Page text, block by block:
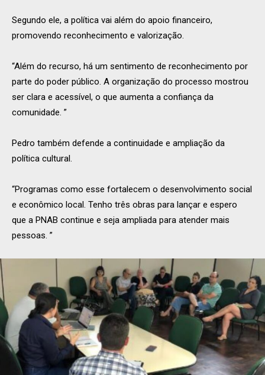
Segundo ele, a política vai além do apoio financeiro,
promovendo reconhecimento e valorização.
“Além do recurso, há um sentimento de reconhecimento por
parte do poder público. A organização do processo mostrou
ser clara e acessível, o que aumenta a confiança da
comunidade. ”
Pedro também defende a continuidade e ampliação da
política cultural.
“Programas como esse fortalecem o desenvolvimento social
e econômico local. Tenho três obras para lançar e espero
que a PNAB continue e seja ampliada para atender mais
pessoas. ”